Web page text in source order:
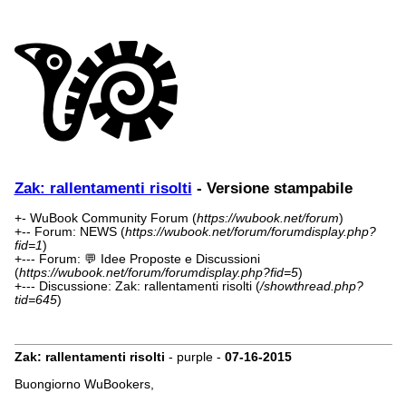
Zak: rallentamenti risolti - Versione stampabile
+- WuBook Community Forum (https://wubook.net/forum)
+-- Forum: NEWS (https://wubook.net/forum/forumdisplay.php?
fid=1)
+--- Forum: 💬 Idee Proposte e Discussioni
(https://wubook.net/forum/forumdisplay.php?fid=5)
+--- Discussione: Zak: rallentamenti risolti (/showthread.php?
tid=645)
Zak: rallentamenti risolti - purple - 07-16-2015
Buongiorno WuBookers,